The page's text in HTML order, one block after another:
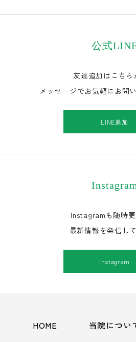
公式
友達追加はこちら
メッセージでお気軽にお問
LINE追加
Instagram
Instagramも随時更
最新情報を発信し
Instagram
HOME 当院につい